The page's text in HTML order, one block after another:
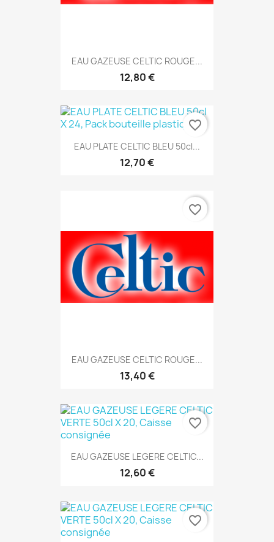
EAU GAZEUSE CELTIC ROUGE...
12,80 €
EAU PLATE CELTIC BLEU 50cl...
12,70 €
favorite_border
EAU GAZEUSE CELTIC ROUGE...
13,40 €
favorite_border
EAU GAZEUSE LEGERE CELTIC...
12,60 €
favorite_border
favorite_border